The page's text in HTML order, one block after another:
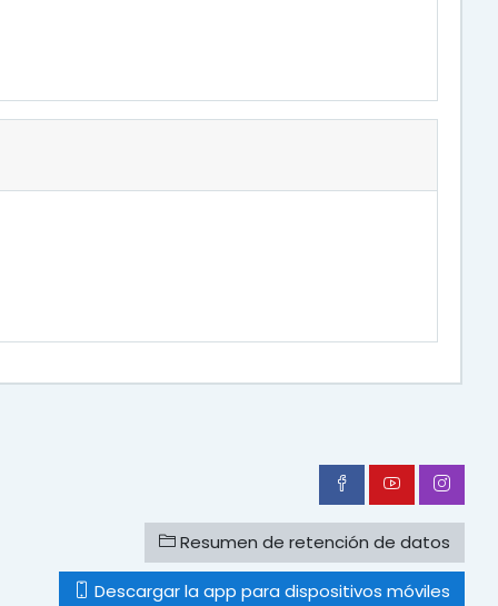
Resumen de retención de datos
Descargar la app para dispositivos móviles